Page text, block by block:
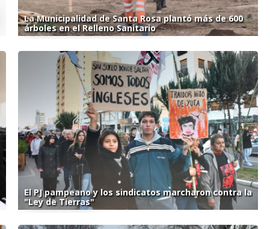
La Municipalidad de Santa Rosa plantó más de 600
árboles en el Relleno Sanitario
El PJ pampeano y los sindicatos marcharon contra la
"Ley de Tierras"